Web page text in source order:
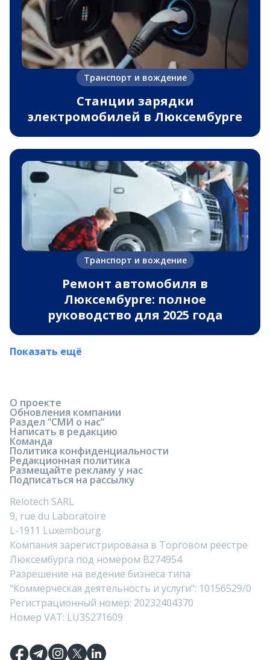
Транспорт и вождение
Станции зарядки
электромобилей в Люксембурге
Транспорт и вождение
Ремонт автомобиля в
Люксембурге: полное
руководство для 2025 года
Показать ещё
О проекте
Обновления компании
Раздел “СМИ о нас”
Написать в редакцию
Команда
Политика конфиденциальности
Редакционная политика
Размещайте рекламу у нас
Подписаться на рассылку
Relotech SARL
9, rue du Laboratoire
L-1911 Luxembourg
Компания зарегистрирована в Торговом реестре
Люксембурга под номером B274954
Разрешение на ведение бизнеса типа
"Коммерческая деятельность и услуги": 10156529/0
Регистрационный номер: 20232404370
Номер VAT: LU35271609